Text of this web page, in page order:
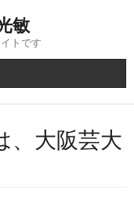
敏
トです
、大阪芸大